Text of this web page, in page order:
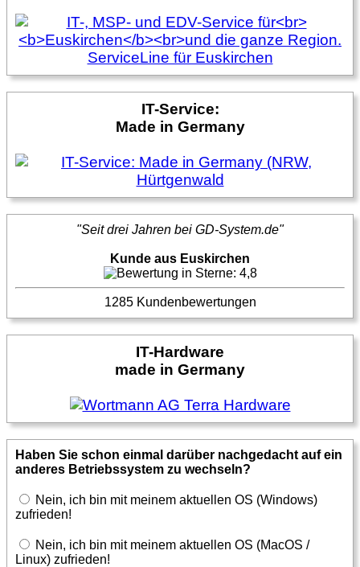
IT-Service:
Made in Germany
"Seit drei Jahren bei GD-System.de"
Kunde aus Euskirchen
1285 Kundenbewertungen
IT-Hardware
made in Germany
Haben Sie schon einmal darüber nachgedacht auf ein
anderes Betriebssystem zu wechseln?
Nein, ich bin mit meinem aktuellen OS (Windows)
zufrieden!
Nein, ich bin mit meinem aktuellen OS (MacOS /
Linux) zufrieden!